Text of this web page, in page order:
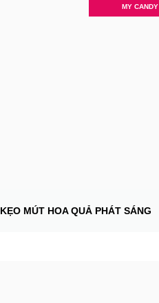
MY CANDY
KẸO MÚT HOA QUẢ PHÁT SÁNG